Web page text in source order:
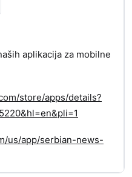
aplikacija za mobilne
store/apps/details?
us/app/serbian-news-